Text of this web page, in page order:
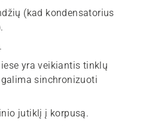
(kad kondensatorius
yra veikiantis tinklų
sinchronizuoti
jutiklį į korpusą.